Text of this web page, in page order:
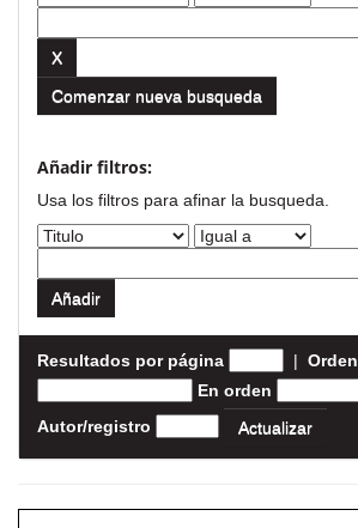
Comenzar nueva busqueda
Añadir filtros:
Usa los filtros para afinar la busqueda.
Resultados por página |
En orden
Autor/registro